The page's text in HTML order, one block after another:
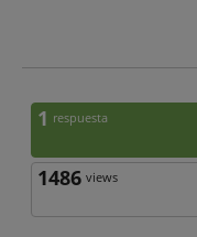
1 respuesta
1486 views